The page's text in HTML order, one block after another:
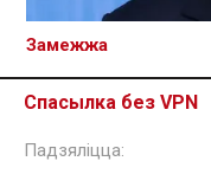
Спасылка без VPN
Томас Бах:
Замежжа